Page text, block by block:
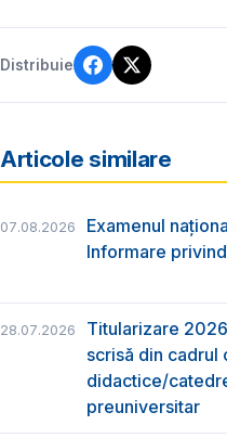
Distribuie
Articole similare
07.08.2026
Examenul
Informare
28.07.2026
Titularizare
scrisă din cadrul
didactice/
preuniversitar